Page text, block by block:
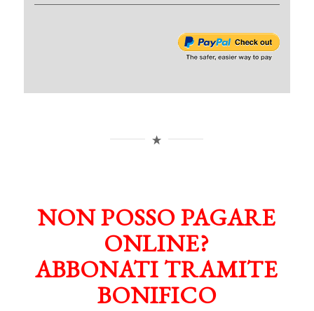
NON POSSO PAGARE
ONLINE?
ABBONATI TRAMITE
BONIFICO